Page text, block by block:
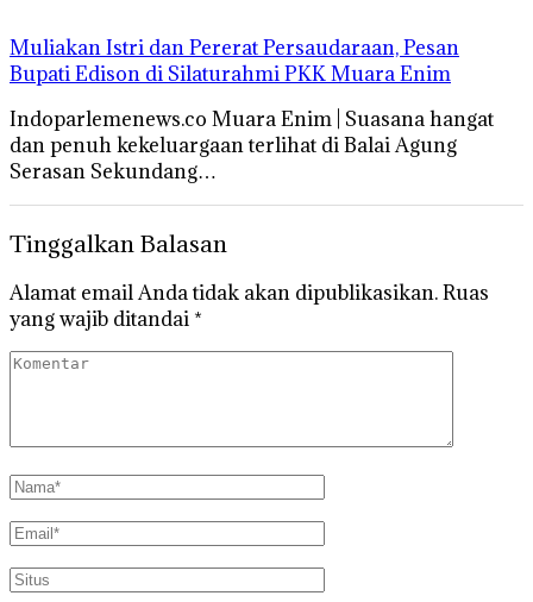
Muliakan Istri dan Pererat Persaudaraan, Pesan
Bupati Edison di Silaturahmi PKK Muara Enim
Indoparlemenews.co Muara Enim | Suasana hangat
dan penuh kekeluargaan terlihat di Balai Agung
Serasan Sekundang…
Tinggalkan Balasan
Alamat email Anda tidak akan dipublikasikan.Ruas
yang wajib ditandai *